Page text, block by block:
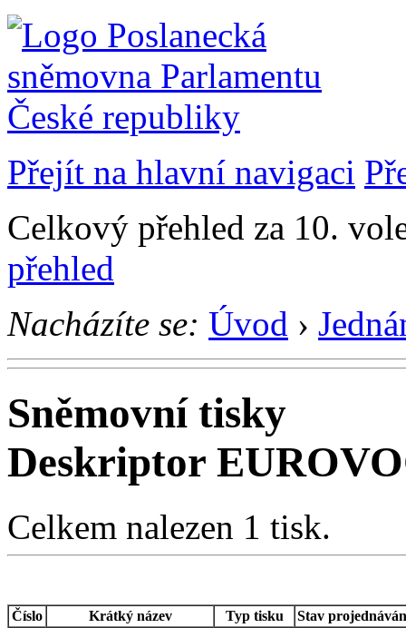
Přejít na hlavní navigaci
Celkový přehled za 10.
přehled
Nacházíte se: Úvod ›
Sněmovní tisky
Deskriptor
Celkem nalezen 1 tisk.
Číslo Krátký název Typ tisku
Stav